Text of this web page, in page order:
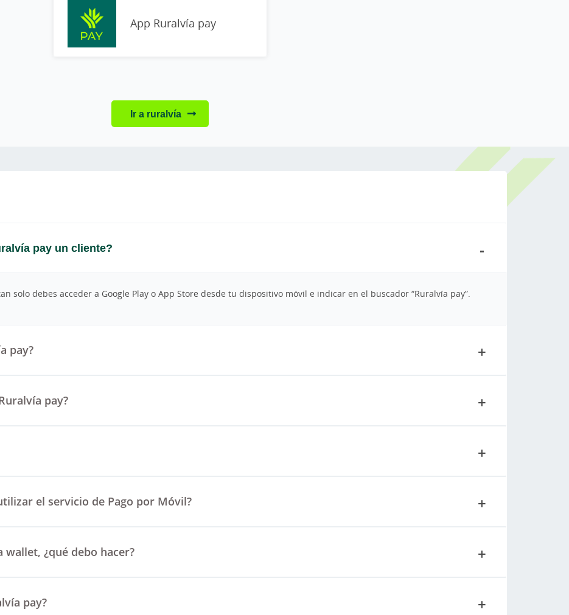
App Ruralvía pay
Ir a ruralvía
pay un cliente?
solo debes acceder a Google Play o App Store desde tu dispositivo móvil e indicar en el buscador “Ruralvía pay”.
pay?
pay?
el servicio de Pago por Móvil?
¿qué debo hacer?
pay?